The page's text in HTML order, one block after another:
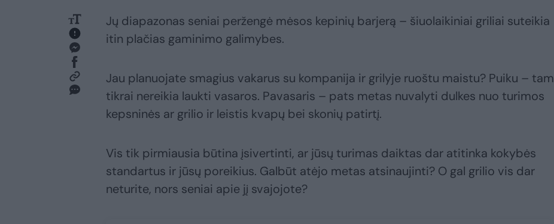
Jų diapazonas seniai peržengė mėsos kepinių barjerą – šiuolaikiniai griliai suteikia
itin plačias gaminimo galimybes.
Jau planuojate smagius vakarus su kompanija ir grilyje ruoštu maistu? Puiku – tam
tikrai nereikia laukti vasaros. Pavasaris – pats metas nuvalyti dulkes nuo turimos
kepsninės ar grilio ir leistis kvapų bei skonių patirtį.
Vis tik pirmiausia būtina įsivertinti, ar jūsų turimas daiktas dar atitinka kokybės
standartus ir jūsų poreikius. Galbūt atėjo metas atsinaujinti? O gal grilio vis dar
neturite, nors seniai apie jį svajojote?